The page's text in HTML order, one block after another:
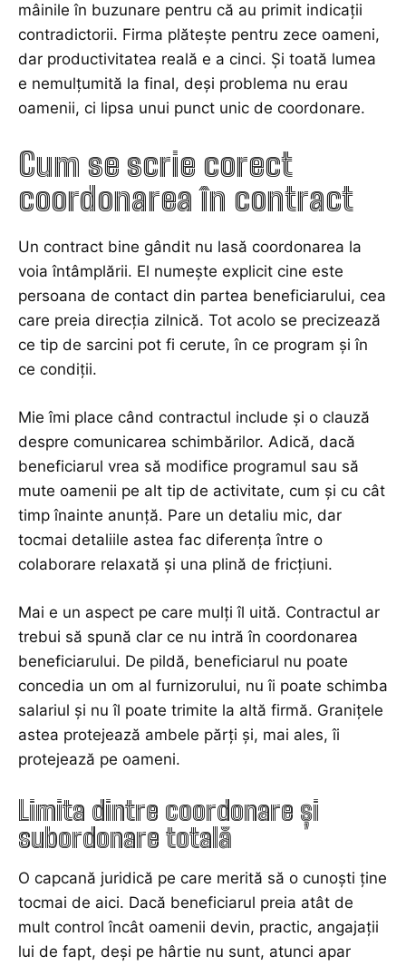
mâinile în buzunare pentru că au primit indicații
contradictorii. Firma plătește pentru zece oameni,
dar productivitatea reală e a cinci. Și toată lumea
e nemulțumită la final, deși problema nu erau
oamenii, ci lipsa unui punct unic de coordonare.
Cum se scrie corect
coordonarea în contract
Un contract bine gândit nu lasă coordonarea la
voia întâmplării. El numește explicit cine este
persoana de contact din partea beneficiarului, cea
care preia direcția zilnică. Tot acolo se precizează
ce tip de sarcini pot fi cerute, în ce program și în
ce condiții.
Mie îmi place când contractul include și o clauză
despre comunicarea schimbărilor. Adică, dacă
beneficiarul vrea să modifice programul sau să
mute oamenii pe alt tip de activitate, cum și cu cât
timp înainte anunță. Pare un detaliu mic, dar
tocmai detaliile astea fac diferența între o
colaborare relaxată și una plină de fricțiuni.
Mai e un aspect pe care mulți îl uită. Contractul ar
trebui să spună clar ce nu intră în coordonarea
beneficiarului. De pildă, beneficiarul nu poate
concedia un om al furnizorului, nu îi poate schimba
salariul și nu îl poate trimite la altă firmă. Granițele
astea protejează ambele părți și, mai ales, îi
protejează pe oameni.
Limita dintre coordonare și
subordonare totală
O capcană juridică pe care merită să o cunoști ține
tocmai de aici. Dacă beneficiarul preia atât de
mult control încât oamenii devin, practic, angajații
lui de fapt, deși pe hârtie nu sunt, atunci apar